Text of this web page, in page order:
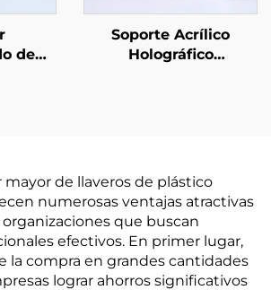
de
Soporte Acrílico
Holográfico
mayor de llaveros de plástico
numerosas ventajas atractivas
organizaciones que buscan
efectivos. En primer lugar,
la compra en grandes cantidades
lograr ahorros significativos